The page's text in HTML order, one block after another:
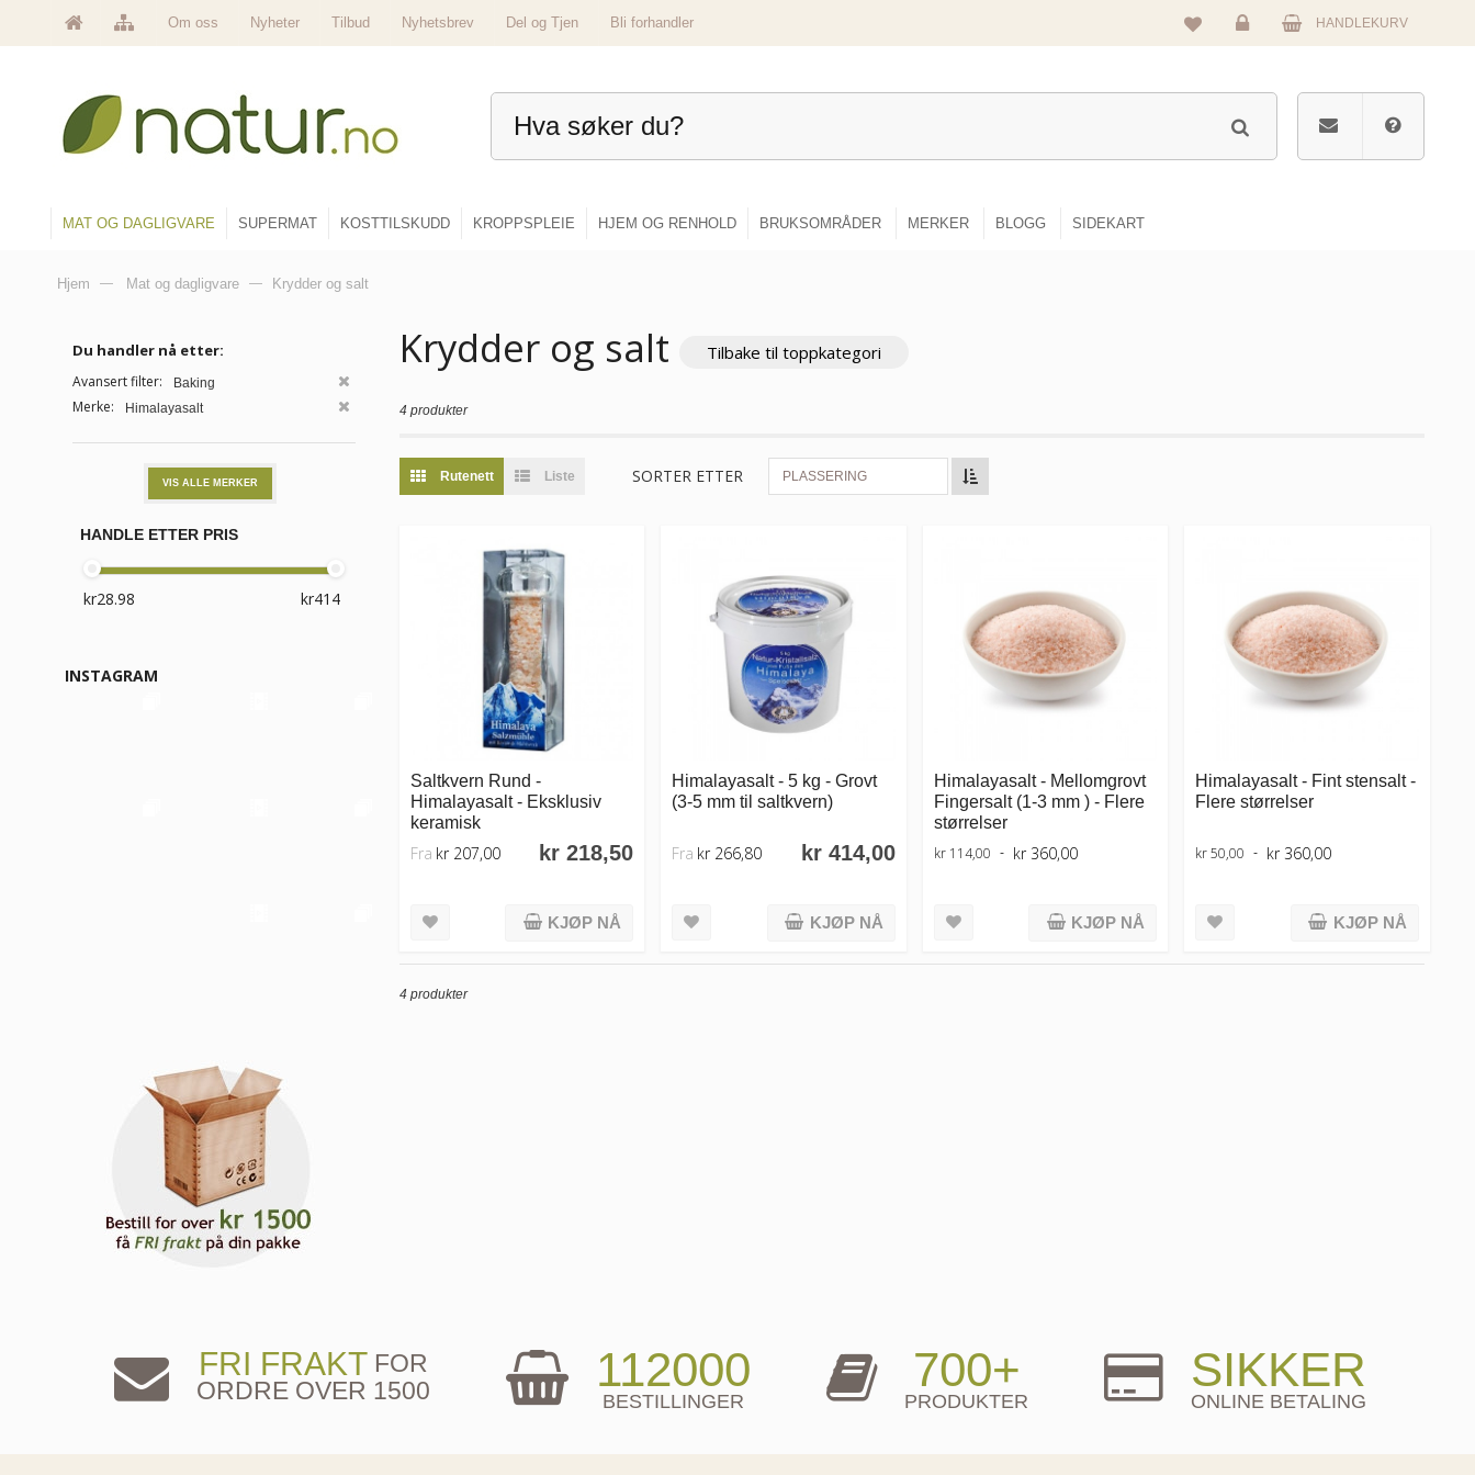
Om oss Nyheter Tilbud Nyhetsbrev Del og Tjen
Bli forhandler
Logg
HANDLEKURV
MAT OG DAGLIGVARE SUPERMAT KOSTTILSKUDD KROPPSPLEIE HJEM OG RENHOLD BRUKSOMRÅDER MERKER BLOGG SIDEKART
Hjem — Mat og dagligvare — Krydder og salt
Krydder og salt Tilbake til toppkategori
4 produkter
Rutenett Liste SORTER ETTER PLASSERING
Saltkvern Rund -
Himalayasalt - Eksklusiv
keramisk
kr 218,50
Fra kr 207,00
KJØP NÅ
Himalayasalt - 5 kg - Grovt
(3-5 mm til saltkvern)
kr 414,00
Fra kr 266,80
KJØP NÅ
Himalayasalt - Mellomgrovt
Fingersalt (1-3 mm ) - Flere
størrelser
kr 114,00 kr 360,00
KJØP NÅ
Himalayasalt - Fint stensalt -
Flere størrelser
kr 50,00 kr 360,00
KJØP NÅ
4 produkter
Du handler nå etter:
Avansert filter: Baking
Merke: Himalayasalt
VIS ALLE MERKER
HANDLE ETTER PRIS
INSTAGRAM
FRI FRAKT FOR
ORDRE OVER 1500
112000
BESTILLINGER
700+
PRODUKTER
SIKKER
ONLINE BETALING